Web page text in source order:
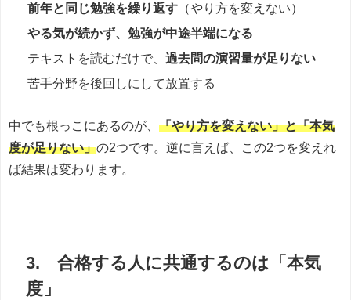
前年と同じ勉強を繰り返す （やり方を変えない）
やる気が続かず、勉強が中途半端になる
テキストを読むだけで、 過去問の演習量が足りない
苦手分野を後回しにして放置する
中でも根っこにあるのが、 「やり方を変えない」と「本気
度が足りない」の2つです。逆に言えば、この2つを変えれ
ば結果は変わります。
3. 合格する人に共通するのは「本気
度」